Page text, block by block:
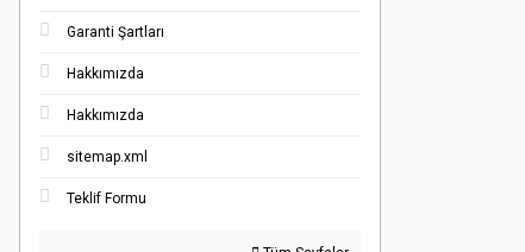
Garanti Şartları
Hakkımızda
Hakkımızda
sitemap.xml
Teklif Formu